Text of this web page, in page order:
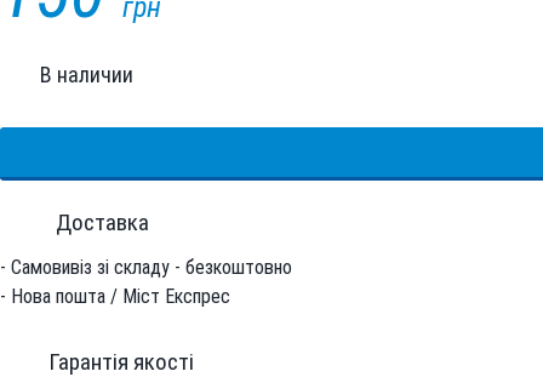
В наличии
Доставка
- Самовивіз зі складу - безкоштовно
- Нова пошта / Міст Експрес
Гарантiя якостi